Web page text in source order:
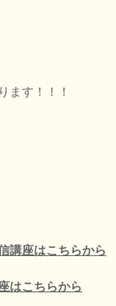
ます！！！
講座はこちらから
はこちらから